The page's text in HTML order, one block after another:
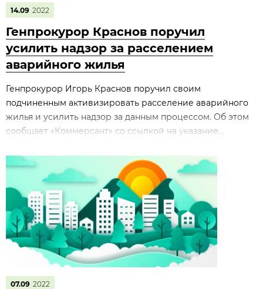
14.09 2022
Генпрокурор Краснов поручил
усилить надзор за расселением
аварийного жилья
Генпрокурор Игорь Краснов поручил своим
подчиненным активизировать расселение аварийного
жилья и усилить надзор за данным процессом. Об этом
сообщает «Коммерсант» со ссылкой на указание...
07.09 2022